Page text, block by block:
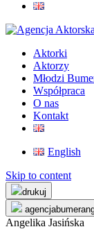
Aktorki
Aktorzy
Młodzi
Współpraca
O nas
Kontakt
English
Skip to content
drukuj
Angelika Jasińska